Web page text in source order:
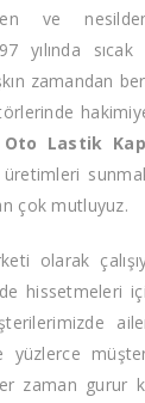
ve
yılında
zamandan
Lastik
çok mutluyuz.
olarak
hissetmeleri
yüzlerce
zaman gurur